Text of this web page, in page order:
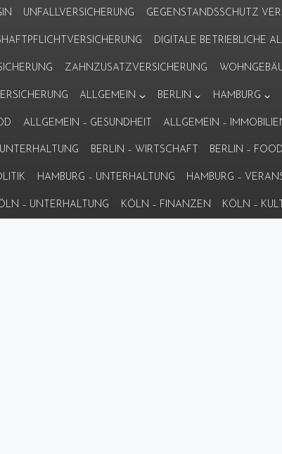
UNFALLVERSICHERUNG GEGENSTANDSSCHUTZ
DIGITALE BETRIEBLICHE
ZAHNZUSATZVERSICHERUNG
ALLGEMEIN BERLIN HAMBURG
ALLGEMEIN – GESUNDHEIT ALLGEMEIN –
BERLIN – WIRTSCHAFT BERLIN – FOOD
HAMBURG – UNTERHALTUNG HAMBURG –
– UNTERHALTUNG KÖLN – FINANZEN KÖLN –